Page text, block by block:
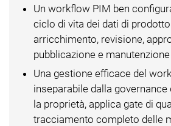
Un workflow PIM ben
ciclo di vita dei dati di
arricchimento, revisione,
pubblicazione e
Una gestione efficace del
inseparabile dalla
la proprietà, applica gate di
tracciamento completo delle